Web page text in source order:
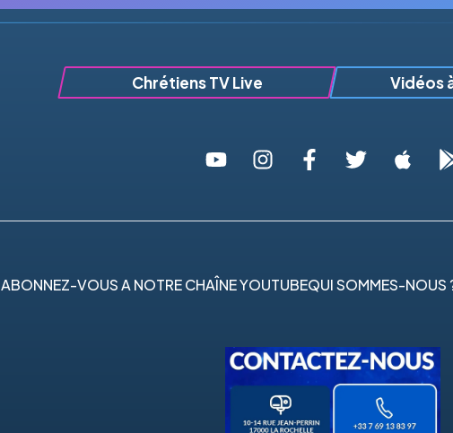
Chrétiens TV Live Vidéos
ABONNEZ-VOUS A NOTRE CHAÎNE YOUTUBEQUI SOMMES-NOUS